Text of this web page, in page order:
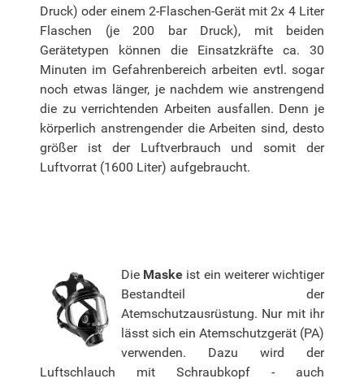
Druck) oder einem 2-Flaschen-Gerät mit 2x 4 Liter
Flaschen (je 200 bar Druck), mit beiden
Gerätetypen können die Einsatzkräfte ca. 30
Minuten im Gefahrenbereich arbeiten evtl. sogar
noch etwas länger, je nachdem wie anstrengend
die zu verrichtenden Arbeiten ausfallen. Denn je
körperlich anstrengender die Arbeiten sind, desto
größer ist der Luftverbrauch und somit der
Luftvorrat (1600 Liter) aufgebraucht.
Die Maske ist ein weiterer wichtiger
Bestandteil der
Atemschutzausrüstung. Nur mit ihr
lässt sich ein Atemschutzgerät (PA)
verwenden. Dazu wird der
Luftschlauch mit Schraubkopf - auch